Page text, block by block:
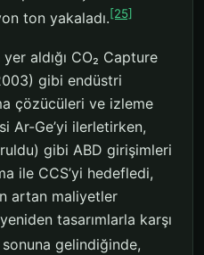
ton yakaladı.[25]
aldığı CO₂ Capture
gibi endüstri
çözücüleri ve izleme
Ar-Ge’yi ilerletirken,
gibi ABD girişimleri
ile CCS’yi hedefledi,
artan maliyetler
tasarımlarla karşı
sonuna gelindiğinde,